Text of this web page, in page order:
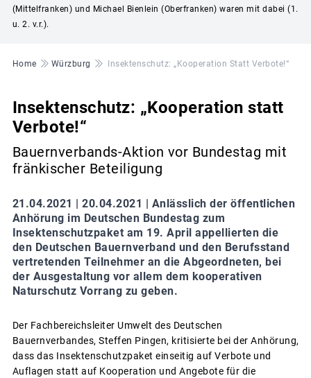
(Mittelfranken) und Michael Bienlein (Oberfranken) waren mit dabei (1.
u. 2. v.r.).
Pfadnavigation
Home Würzburg Insektenschutz: „Kooperation Statt Verbote!“
Insektenschutz: „Kooperation statt
Verbote!“
Bauernverbands-Aktion vor Bundestag mit
fränkischer Beteiligung
21.04.2021 | 20.04.2021 | Anlässlich der öffentlichen
Anhörung im Deutschen Bundestag zum
Insektenschutzpaket am 19. April appellierten die
den Deutschen Bauernverband und den Berufsstand
vertretenden Teilnehmer an die Abgeordneten, bei
der Ausgestaltung vor allem dem kooperativen
Naturschutz Vorrang zu geben.
Der Fachbereichsleiter Umwelt des Deutschen
Bauernverbandes, Steffen Pingen, kritisierte bei der Anhörung,
dass das Insektenschutzpaket einseitig auf Verbote und
Auflagen statt auf Kooperation und Angebote für die